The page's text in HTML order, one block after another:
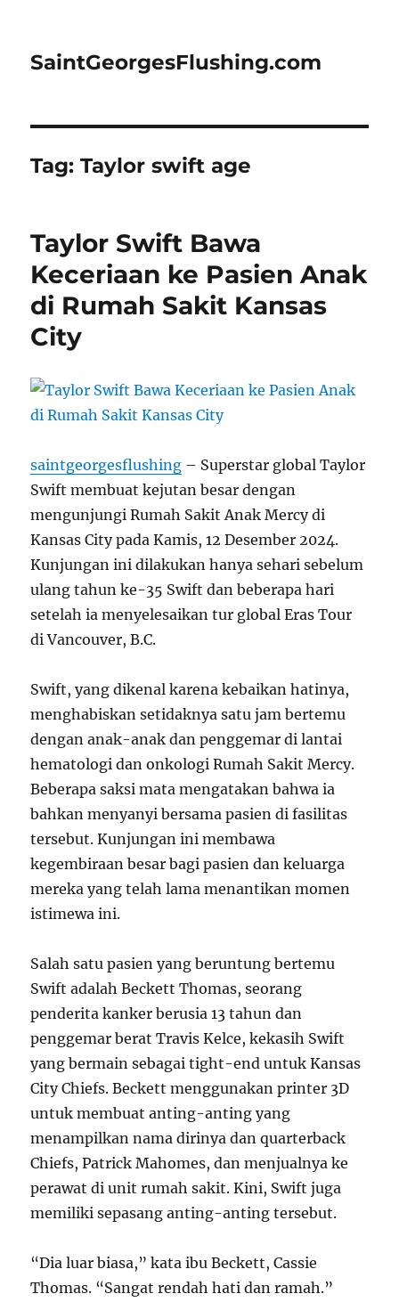
SaintGeorgesFlushing.com
Tag:Taylor swift age
Taylor Swift Bawa
Keceriaan ke Pasien Anak
di Rumah Sakit Kansas
City
saintgeorgesflushing – Superstar global Taylor
Swift membuat kejutan besar dengan
mengunjungi Rumah Sakit Anak Mercy di
Kansas City pada Kamis, 12 Desember 2024.
Kunjungan ini dilakukan hanya sehari sebelum
ulang tahun ke-35 Swift dan beberapa hari
setelah ia menyelesaikan tur global Eras Tour
di Vancouver, B.C.
Swift, yang dikenal karena kebaikan hatinya,
menghabiskan setidaknya satu jam bertemu
dengan anak-anak dan penggemar di lantai
hematologi dan onkologi Rumah Sakit Mercy.
Beberapa saksi mata mengatakan bahwa ia
bahkan menyanyi bersama pasien di fasilitas
tersebut. Kunjungan ini membawa
kegembiraan besar bagi pasien dan keluarga
mereka yang telah lama menantikan momen
istimewa ini.
Salah satu pasien yang beruntung bertemu
Swift adalah Beckett Thomas, seorang
penderita kanker berusia 13 tahun dan
penggemar berat Travis Kelce, kekasih Swift
yang bermain sebagai tight-end untuk Kansas
City Chiefs. Beckett menggunakan printer 3D
untuk membuat anting-anting yang
menampilkan nama dirinya dan quarterback
Chiefs, Patrick Mahomes, dan menjualnya ke
perawat di unit rumah sakit. Kini, Swift juga
memiliki sepasang anting-anting tersebut.
“Dia luar biasa,” kata ibu Beckett, Cassie
Thomas. “Sangat rendah hati dan ramah.”